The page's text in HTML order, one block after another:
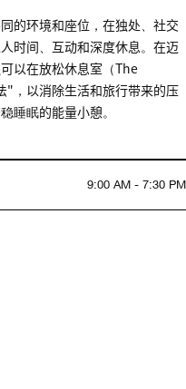
的环境和座位，在独处、社交
时间、互动和深度休息。在迈
以在放松休息室（The
，以消除生活和旅行带来的压
睡眠的能量小憩。
9:00 AM - 7:30 PM